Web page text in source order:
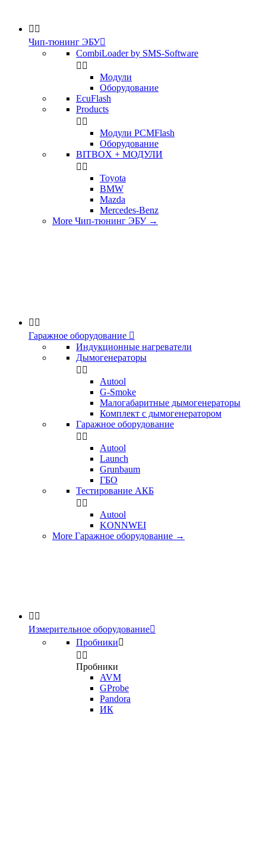
 
Чип-тюнинг ЭБУ
CombiLoader by SMS-Software
 
Модули
Оборудование
EcuFlash
Products
 
Модули PCMFlash
Оборудование
BITBOX + МОДУЛИ
 
Toyota
BMW
Mazda
Mercedes-Benz
More Чип-тюнинг ЭБУ →
 
Гаражное оборудование 
Индукционные нагреватели
Дымогенераторы
 
Аutool
G-Smoke
Малогабаритные дымогенераторы
Комплект с дымогенератором
Гаражное оборудование
 
Autool
Launch
Grunbaum
ГБО
Тестирование АКБ
 
Autool
KONNWEI
More Гаражное оборудование →
 
Измерительное оборудование
Пробники
 
Пробники
AVM
GProbe
Pandora
ИК